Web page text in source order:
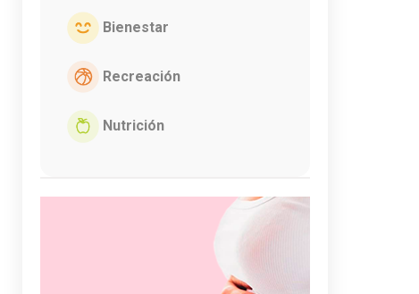
Bienestar
Recreación
Nutrición